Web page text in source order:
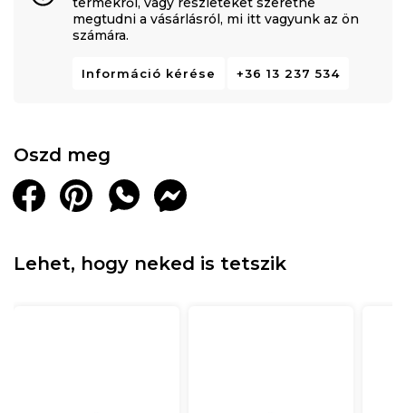
megtudni a vásárlásról, mi itt vagyunk az ön
számára.
Információ kérése +36 13 237 534
Oszd meg
Lehet, hogy neked is tetszik